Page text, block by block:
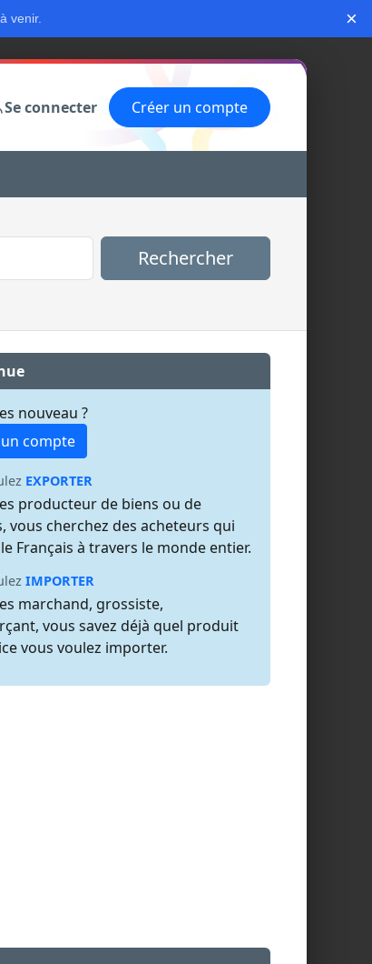
venir. ×
Se connecter Créer un compte
Rechercher
nouveau ?
compte
EXPORTER
producteur de biens ou de
vous cherchez des acheteurs qui
Français à travers le monde entier.
IMPORTER
marchand, grossiste,
vous savez déjà quel produit
vous voulez importer.